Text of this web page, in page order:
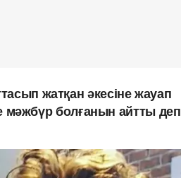
жатқан әкесіне жауап
мәжбүр болғанын айтты деп